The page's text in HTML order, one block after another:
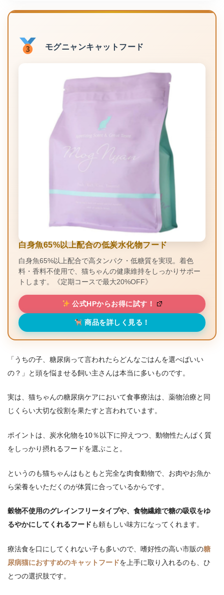
モグニャンキャットフード
白身魚65%以上配合の低炭水化物フード
白身魚65%以上配合で高タンパク・低糖質を実現。着色
料・香料不使用で、猫ちゃんの健康維持をしっかりサポー
トします。《定期コースで最大20%OFF》
公式HPからお得に試す！
商品を詳しく見る！
「うちの子、糖尿病って言われたらどんなごはんを選べばいい
の？」と頭を悩ませる飼い主さんは本当に多いものです。
実は、猫ちゃんの糖尿病ケアにおいて食事療法は、薬物治療と同
じくらい大切な役割を果たすと言われています。
ポイントは、炭水化物を10％以下に抑えつつ、動物性たんぱく質
をしっかり摂れるフードを選ぶこと。
というのも猫ちゃんはもともと完全な肉食動物で、お肉やお魚か
ら栄養をいただくのが体質に合っているからです。
穀物不使用のグレインフリータイプや、食物繊維で糖の吸収をゆ
るやかにしてくれるフードも頼もしい味方になってくれます。
療法食を口にしてくれない子も多いので、嗜好性の高い市販の糖
尿病猫におすすめのキャットフードを上手に取り入れるのも、ひ
とつの選択肢です。